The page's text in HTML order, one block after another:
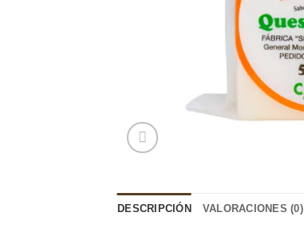
DESCRIPCIÓN VALORACIONES (0)